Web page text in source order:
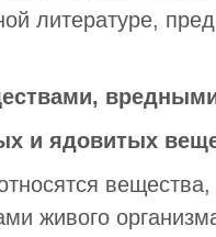
литературе,
и ядовитых
вещества,
живого